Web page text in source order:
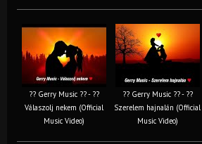
?? Gerry Music ?? - ??
Válaszolj nekem (Official
Music Video)
?? Gerry Music ?? - ??
Szerelem hajnalán (Official
Music Video)